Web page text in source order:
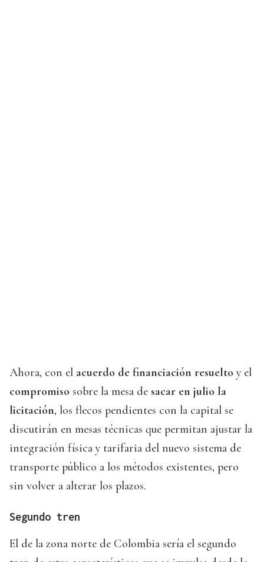
Ahora, con el acuerdo de financiación resuelto y el
compromiso sobre la mesa de sacar en julio la
licitación, los flecos pendientes con la capital se
discutirán en mesas técnicas que permitan ajustar la
integración física y tarifaria del nuevo sistema de
transporte público a los métodos existentes, pero
sin volver a alterar los plazos.
Segundo tren
El de la zona norte de Colombia sería el segundo